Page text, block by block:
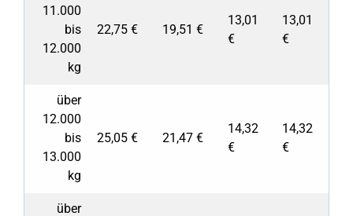
11.000
bis
12.000
kg
22,75 € 19,51 €
13,01
€
13,01
€
über
12.000
bis
13.000
kg
25,05 € 21,47 €
14,32
€
14,32
€
über